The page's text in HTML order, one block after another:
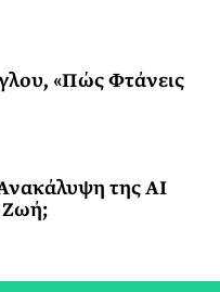
«Πώς Φτάνεις
της AI
Ζωή;